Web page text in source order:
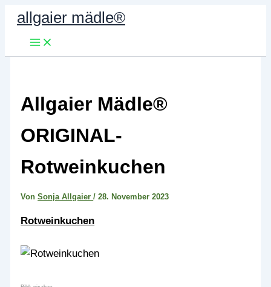
Zum
Inhalt
springen
allgaier mädle®
Allgaier Mädle®
ORIGINAL-
Rotweinkuchen
VonSonja Allgaier/28. November 2023
Rotweinkuchen